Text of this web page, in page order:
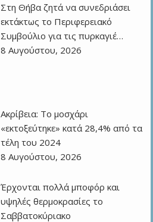
Στη Θήβα ζητά να συνεδριάσει
εκτάκτως το Περιφερειακό
Συμβούλιο για τις πυρκαγιέ…
8 Αυγούστου, 2026
Ακρίβεια: Το μοσχάρι
«εκτοξεύτηκε» κατά 28,4% από τα
τέλη του 2024
8 Αυγούστου, 2026
Έρχονται πολλά μποφόρ και
υψηλές θερμοκρασίες το
Σαββατοκύριακο